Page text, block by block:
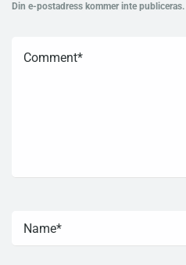
Din e-postadress kommer inte publiceras.